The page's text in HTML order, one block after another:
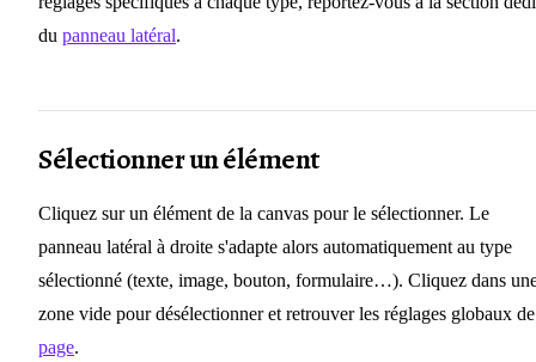
du panneau latéral.
Sélectionner un élément
Cliquez sur un élément de la canvas pour le sélectionner. Le
panneau latéral à droite s'adapte alors automatiquement au type
sélectionné (texte, image, bouton, formulaire…). Cliquez dans
zone vide pour désélectionner et retrouver les réglages globaux
page.